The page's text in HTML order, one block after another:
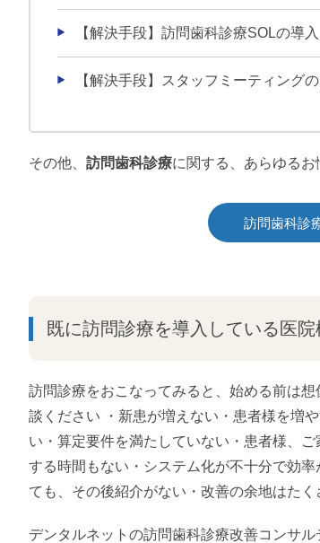
【解決手段】訪問歯科診療SOLの導入
【解決手段】スタッフミーティング
その他、 訪問歯科診療に関する、あらゆるお
訪問歯科診
既に訪問診療を導入している医
訪問診療をおこなってみると、始める前は
談ください ・新患が増えない・患者様を増
い・算定要件を満たしていない・患者様、
する時間もない・システム化が不十分で効
ても、その後紹介がない・改善の余地はた
デンタルネットの訪問歯科診療改善コンサ